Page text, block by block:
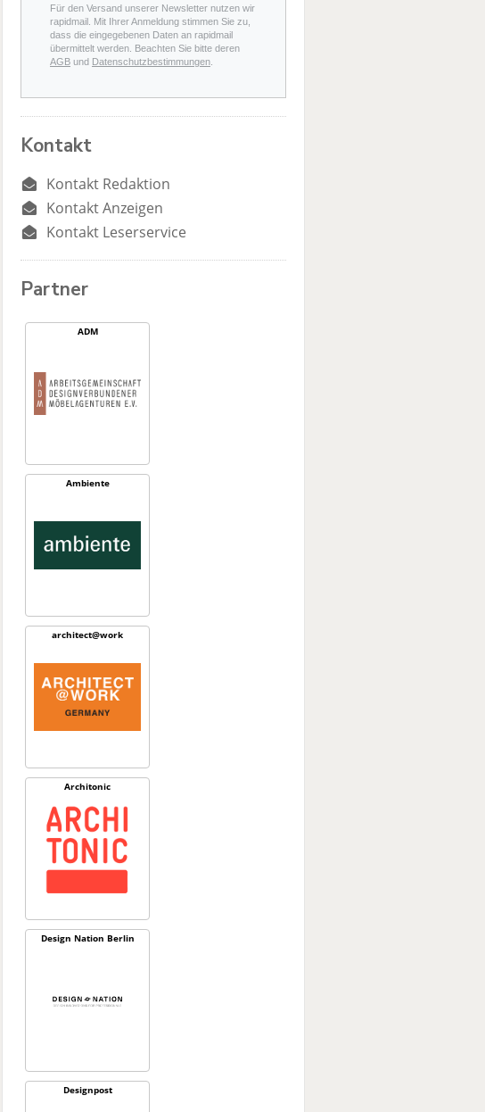
Für den Versand unserer Newsletter nutzen wir
rapidmail. Mit Ihrer Anmeldung stimmen Sie zu,
dass die eingegebenen Daten an rapidmail
übermittelt werden. Beachten Sie bitte deren
AGB und Datenschutzbestimmungen
Kontakt
Kontakt Redaktion
Kontakt Anzeigen
Kontakt Leserservice
Partner
ADM
Ambiente
architect@work
Architonic
Design Nation Berlin
Designpost